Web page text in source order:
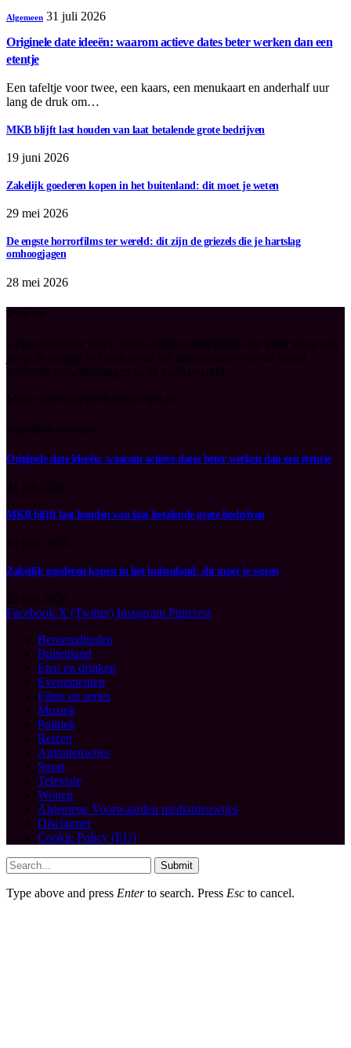
Algemeen 31 juli 2026
Originele date ideeën: waarom actieve dates beter werken dan een
etentje
Een tafeltje voor twee, een kaars, een menukaart en anderhalf uur
lang de druk om…
MKB blijft last houden van laat betalende grote bedrijven
19 juni 2026
Zakelijk goederen kopen in het buitenland: dit moet je weten
29 mei 2026
De engste horrorfilms ter wereld: dit zijn de griezels die je hartslag
omhoogjagen
28 mei 2026
Originele date ideeën: waarom actieve dates beter werken dan een etentje
MKB blijft last houden van laat betalende grote bedrijven
Zakelijk goederen kopen in het buitenland: dit moet je weten
Facebook X (Twitter) Instagram Pinterest
Beroemdheden
Buitenland
Eten en drinken
Evenementen
Films en series
Muziek
Politiek
Reizen
Autonieuwtjes
Sport
Televisie
Wonen
Algemene Voorwaarden medianieuwtjes
Disclaimer
Cookie Policy (EU)
Submit
Type above and press Enterto search. Press Esc to cancel.